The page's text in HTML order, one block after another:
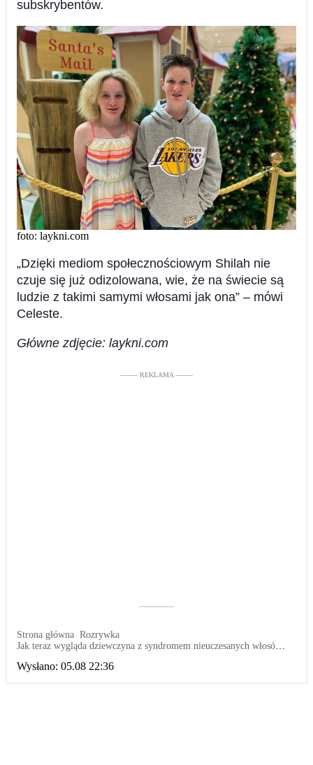
subskrybentów.
foto: laykni.com
„Dzięki mediom społecznościowym Shilah nie
czuje się już odizolowana, wie, że na świecie są
ludzie z takimi samymi włosami jak ona” – mówi
Celeste.
Główne zdjęcie: laykni.com
––––– REKLAMA –––––
––––––––––
Strona główna Rozrywka
Jak teraz wygląda dziewczyna z syndromem nieuczesanych włosów?
Wysłano: 05.08 22:36